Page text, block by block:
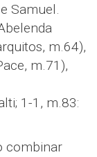
Samuel.
m.64),
m.71),
1-1, m.83:
combinar